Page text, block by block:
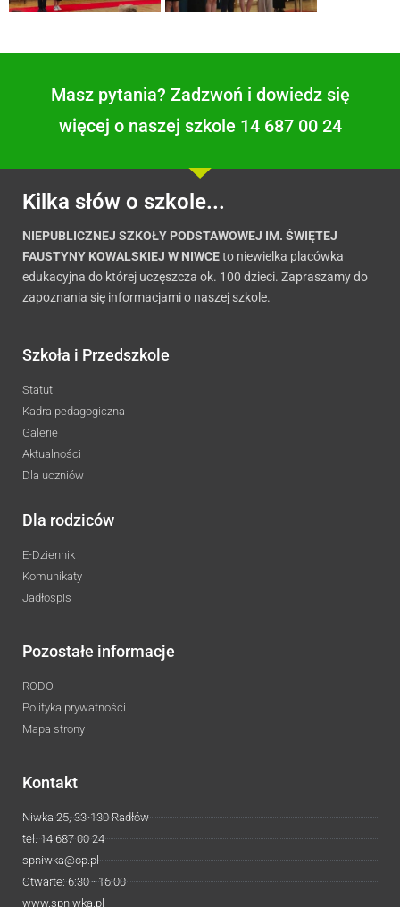
Masz pytania? Zadzwoń i dowiedz się
więcej o naszej szkole 14 687 00 24
Kilka słów o szkole...
NIEPUBLICZNEJ SZKOŁY PODSTAWOWEJ IM. ŚWIĘTEJ
FAUSTYNY KOWALSKIEJ W NIWCEto niewielka placówka
edukacyjna do której uczęszcza ok. 100 dzieci. Zapraszamy do
zapoznania się informacjami o naszej szkole.
Szkoła i Przedszkole
Statut
Kadra pedagogiczna
Galerie
Aktualności
Dla uczniów
Dla rodziców
E-Dziennik
Komunikaty
Jadłospis
Pozostałe informacje
RODO
Polityka prywatności
Mapa strony
Kontakt
Niwka 25, 33-130 Radłów
tel. 14 687 00 24
spniwka@op.pl
Otwarte: 6:30 - 16:00
www.spniwka.pl